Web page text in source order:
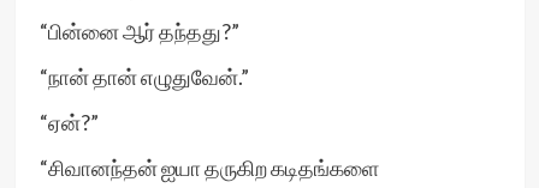
“பின்னை ஆர் தந்தது?”
“நான் தான் எழுதுவேன்.”
“ஏன்?”
“சிவானந்தன் ஐயா தருகிற கடிதங்களை